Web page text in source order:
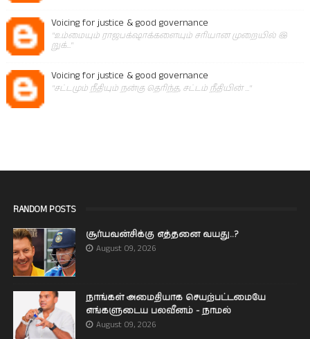
Voicing for justice & good governance
"உம்மையும் ராஜபக்‌ஷாக்களையும் சரியான முறையில் இ
றுக்..."
Voicing for justice & good governance
"சட்டமும் நீதியும் நன்கு தெரிந்த, சட்டம் நீதியின் ..."
RANDOM POSTS
சூர்யவன்சிக்கு எத்தனை வயது..?
August 09, 2026
நாங்கள் அமைதியாக செயற்பட்டமையே
எங்களுடைய பலவீனம் - நாமல்
August 09, 2026